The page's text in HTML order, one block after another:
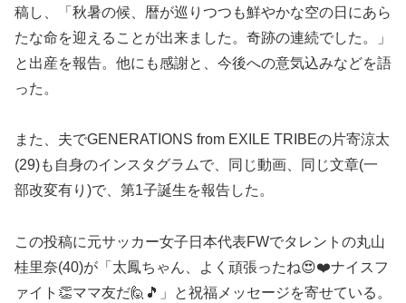
稿し、「秋暑の候、暦が巡りつつも鮮やかな空の日にあら
たな命を迎えることが出来ました。奇跡の連続でした。」
と出産を報告。他にも感謝と、今後への意気込みなどを語
った。
また、夫でGENERATIONS from EXILE TRIBEの片寄涼太
(29)も自身のインスタグラムで、同じ動画、同じ文章(一
部改変有り)で、第1子誕生を報告した。
この投稿に元サッカー女子日本代表FWでタレントの丸山
桂里奈(40)が「太鳳ちゃん、よく頑張ったね😍❤️ナイスフ
ァイト👏ママ友だ🙋🎵」と祝福メッセージを寄せている。